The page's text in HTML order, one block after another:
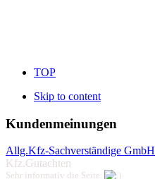
TOP
Skip to content
Kundenmeinungen
Allg.Kfz-Sachverständige GmbH
Kfz.Gutachten
Sehr informativ die Seite.